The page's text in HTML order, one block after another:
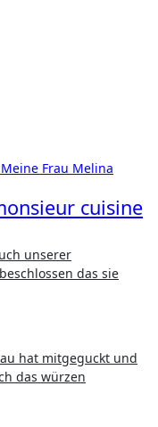
Meine Frau Melina
cuisine
das sie
hat mitgeguckt und
das würzen